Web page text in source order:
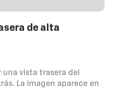
de alta
vista trasera del
La imagen aparece en